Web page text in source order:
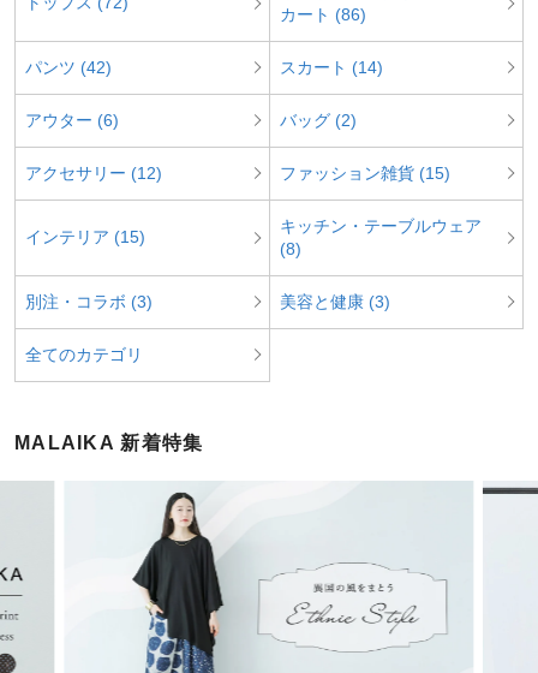
カート (86)
パンツ (42) スカート (14)
アウター (6) バッグ (2)
アクセサリー (12) ファッション雑貨 (15)
インテリア (15)
キッチン・テーブルウェア
(8)
別注・コラボ (3) 美容と健康 (3)
全てのカテゴリ
MALAIKA 新着特集